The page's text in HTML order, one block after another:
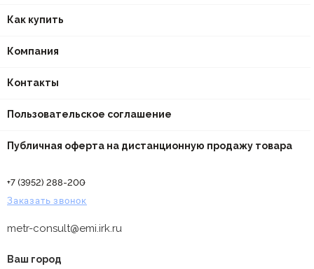
Как купить
Компания
Контакты
Пользовательское соглашение
Публичная оферта на дистанционную продажу товара
+7 (3952) 288-200
Заказать звонок
metr-consult@emi.irk.ru
Ваш город